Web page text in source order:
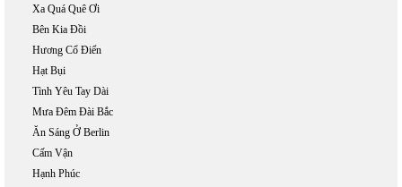
Xa Quá Quê Ơi
Bên Kia Đồi
Hương Cổ Điển
Hạt Bụi
Tình Yêu Tay Dài
Mưa Đêm Đài Bắc
Ăn Sáng Ở Berlin
Cấm Vận
Hạnh Phúc